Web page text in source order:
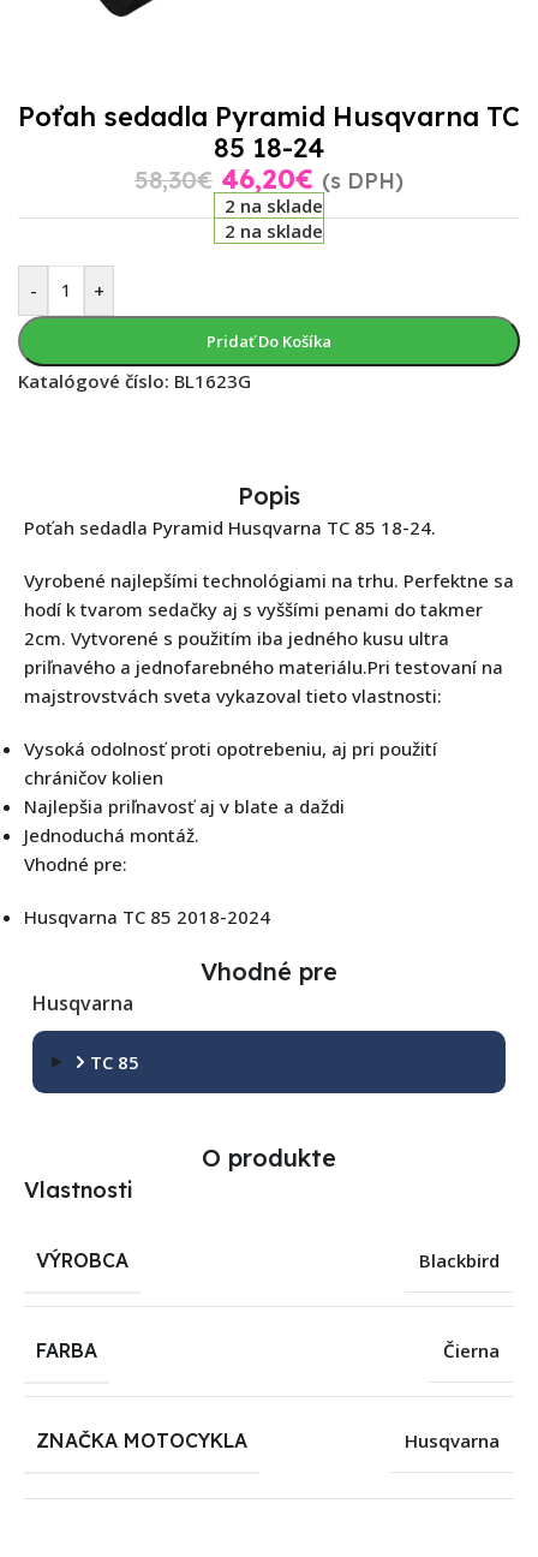
Poťah sedadla Pyramid Husqvarna TC
85 18-24
58,30€ 46,20€ (s DPH)
2 na sklade
2 na sklade
- +
Pridať Do Košíka
Katalógové číslo: BL1623G
Popis
Poťah sedadla Pyramid Husqvarna TC 85 18-24.
Vyrobené najlepšími technológiami na trhu. Perfektne sa
hodí k tvarom sedačky aj s vyššími penami do takmer
2cm. Vytvorené s použitím iba jedného kusu ultra
priľnavého a jednofarebného materiálu.Pri testovaní na
majstrovstvách sveta vykazoval tieto vlastnosti:
Vysoká odolnosť proti opotrebeniu, aj pri použití
chráničov kolien
Najlepšia priľnavosť aj v blate a daždi
Jednoduchá montáž.
Vhodné pre:
Husqvarna TC 85 2018-2024
Vhodné pre
Husqvarna
TC 85
O produkte
Vlastnosti
VÝROBCA Blackbird
FARBA Čierna
ZNAČKA MOTOCYKLA Husqvarna